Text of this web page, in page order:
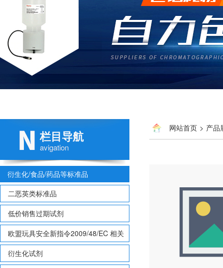
栏目导航
avigation
衍生化/食品/药品等标准品
二恶英类标准品
低价销售过期试剂
欧盟玩具安全新指令2009/48/EC 相关
致敏性香味剂标准品
衍生化试剂
网站首页 > 产品